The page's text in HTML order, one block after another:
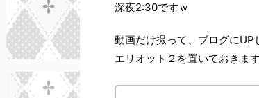
深夜2:30ですｗ
動画だけ撮って、ブログにUP
エリオット２を置いておきま